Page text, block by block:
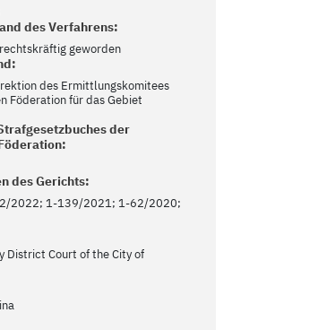
des Verfahrens:
geworden
des Ermittlungskomitees
Föderation für das Gebiet
der
des Gerichts:
2022; 1-139/2021; 1-62/2020;
District Court of the City of